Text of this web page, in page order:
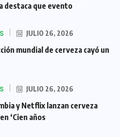
destaca que evento
JULIO 26, 2026
mundial de cerveza cayó un
JULIO 26, 2026
y Netflix lanzan cerveza
‘Cien años